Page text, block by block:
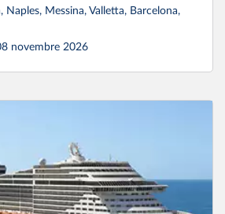
Naples, Messina, Valletta, Barcelona,
novembre 2026